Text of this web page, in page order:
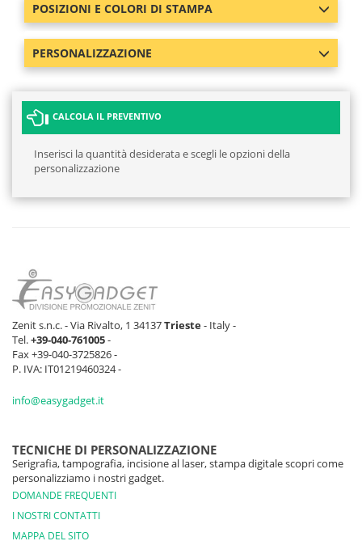
POSIZIONI E COLORI DI STAMPA
PERSONALIZZAZIONE
CALCOLA IL PREVENTIVO
Inserisci la quantità desiderata e scegli le opzioni della
personalizzazione
Zenit s.n.c. - Via Rivalto, 1 34137Trieste- Italy -
Tel.+39-040-761005-
Fax +39-040-3725826 -
P. IVA: IT01219460324 -
info@easygadget.it
TECNICHE DI PERSONALIZZAZIONE
Serigrafia, tampografia, incisione al laser, stampa digitale scopri come
personalizziamo i nostri gadget.
DOMANDE FREQUENTI
I NOSTRI CONTATTI
MAPPA DEL SITO